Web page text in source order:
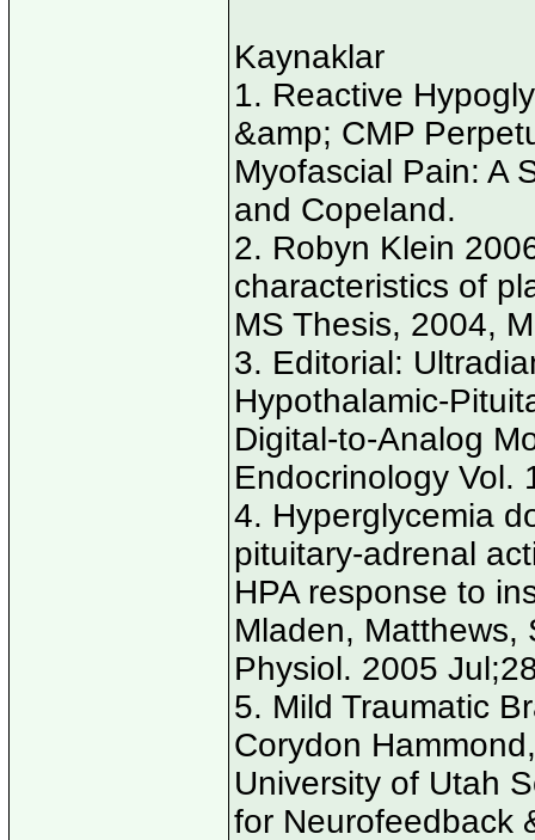
Kaynaklar
1. Reactive
&amp; CMP
Myofascial Pain: A
and Copeland.
2. Robyn Klein
characteristics of
MS Thesis, 2004,
3. Editorial:
Hypothalamic-
Digital-to-Analog
Endocrinology Vol.
4. Hyperglycemia
pituitary-adrenal
HPA response to
Mladen, Matthews,
Physiol. 2005
5. Mild Traumatic
Corydon
University of Utah
for Neurofeedback